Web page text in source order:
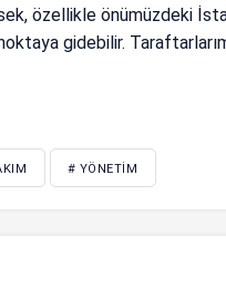
özellikle önümüzdeki
gidebilir.
# YÖNETIM